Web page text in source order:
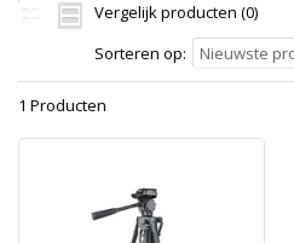
Vergelijk producten (0)
Sorteren op:
Nieuwste
1 Producten